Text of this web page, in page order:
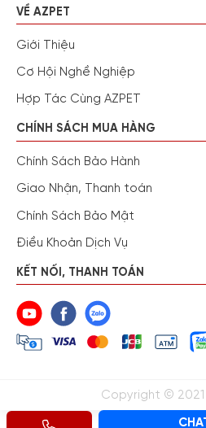
VỀ AZPET
Giới Thiệu
Cơ Hội Nghề Nghiệp
Hợp Tác Cùng AZPET
CHÍNH SÁCH MUA HÀNG
Chính Sách Bảo Hành
Giao Nhận, Thanh toán
Chính Sách Bảo Mật
Điều Khoản Dịch Vụ
KẾT NỐI, THANH TOÁN
Copyright © 2021